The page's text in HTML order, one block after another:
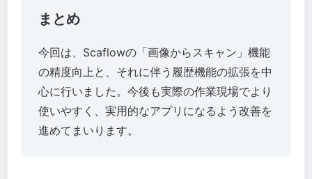
まとめ
今回は、Scaflowの「画像からスキャン」機能
の精度向上と、それに伴う履歴機能の拡張を中
心に行いました。今後も実際の作業現場でより
使いやすく、実用的なアプリになるよう改善を
進めてまいります。